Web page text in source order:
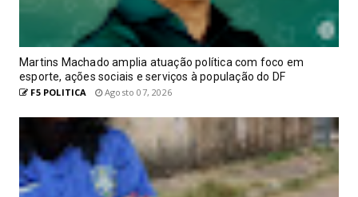
Martins Machado amplia atuação política com foco em
esporte, ações sociais e serviços à população do DF
F5 POLITICA Agosto 07, 2026